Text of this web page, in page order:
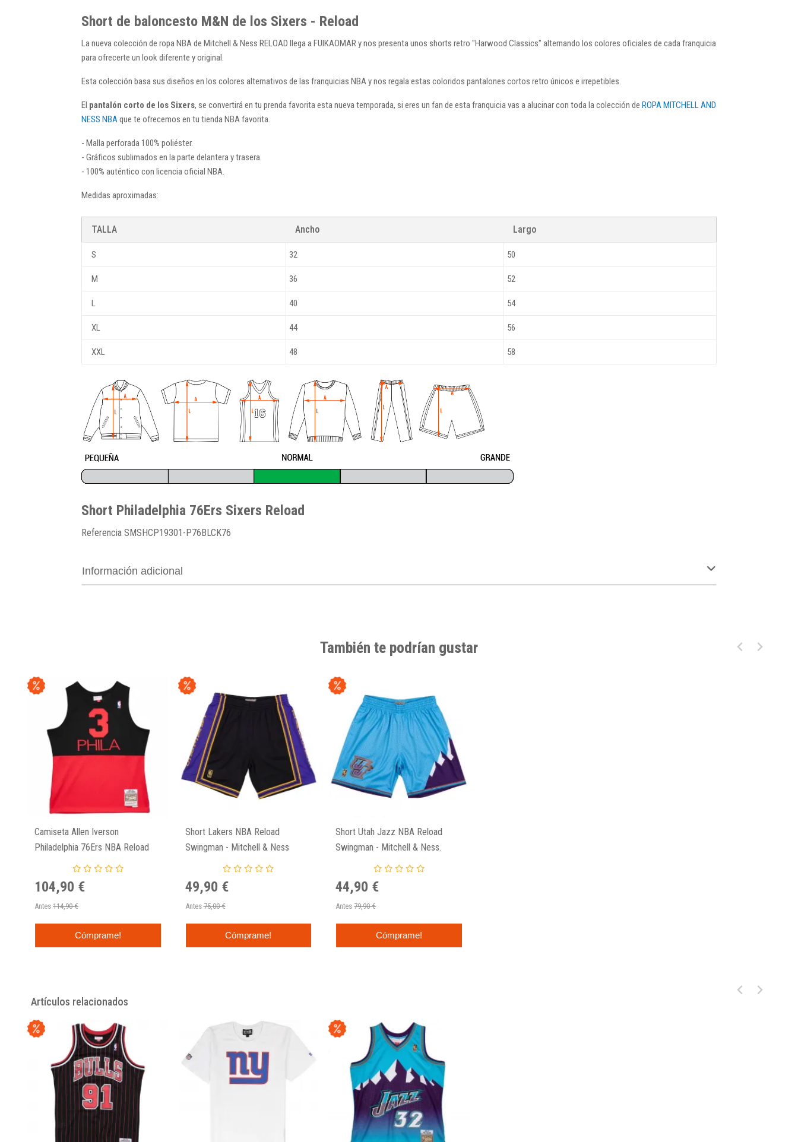
Short de baloncesto M&N de los Sixers - Reload
La nueva colección de ropa NBA de Mitchell & Ness RELOAD llega a FUIKAOMAR y nos presenta unos shorts retro "Harwood Classics" alternando los colores oficiales de cada franquicia
para ofrecerte un look diferente y original.
Esta colección basa sus diseños en los colores alternativos de las franquicias NBA y nos regala estas coloridos pantalones cortos retro únicos e irrepetibles.
El pantalón corto de los Sixers, se convertirá en tu prenda favorita esta nueva temporada, si eres un fan de esta franquicia vas a alucinar con toda la colección de ROPA MITCHELL AND
NESS NBAque te ofrecemos en tu tienda NBA favorita.
- Malla perforada 100% poliéster.
- Gráficos sublimados en la parte delantera y trasera.
- 100% auténtico con licencia oficial NBA.
Medidas aproximadas:
TALLA Ancho Largo
S 32 50
M 36 52
L 40 54
XL 44 56
XXL 48 58
Short Philadelphia 76Ers Sixers Reload
Referencia SMSHCP19301-P76BLCK76
Información adicional
También te podrían gustar
Camiseta Allen Iverson
Philadelphia 76Ers NBA Reload
Swingman De MItchell And Ness.
104,90 €
Antes 114,90 €
Cómprame!
Short Lakers NBA Reload
Swingman - Mitchell & Ness
49,90 €
Antes 75,00 €
Cómprame!
Short Utah Jazz NBA Reload
Swingman - Mitchell & Ness.
44,90 €
Antes 79,90 €
Cómprame!
Artículos relacionados